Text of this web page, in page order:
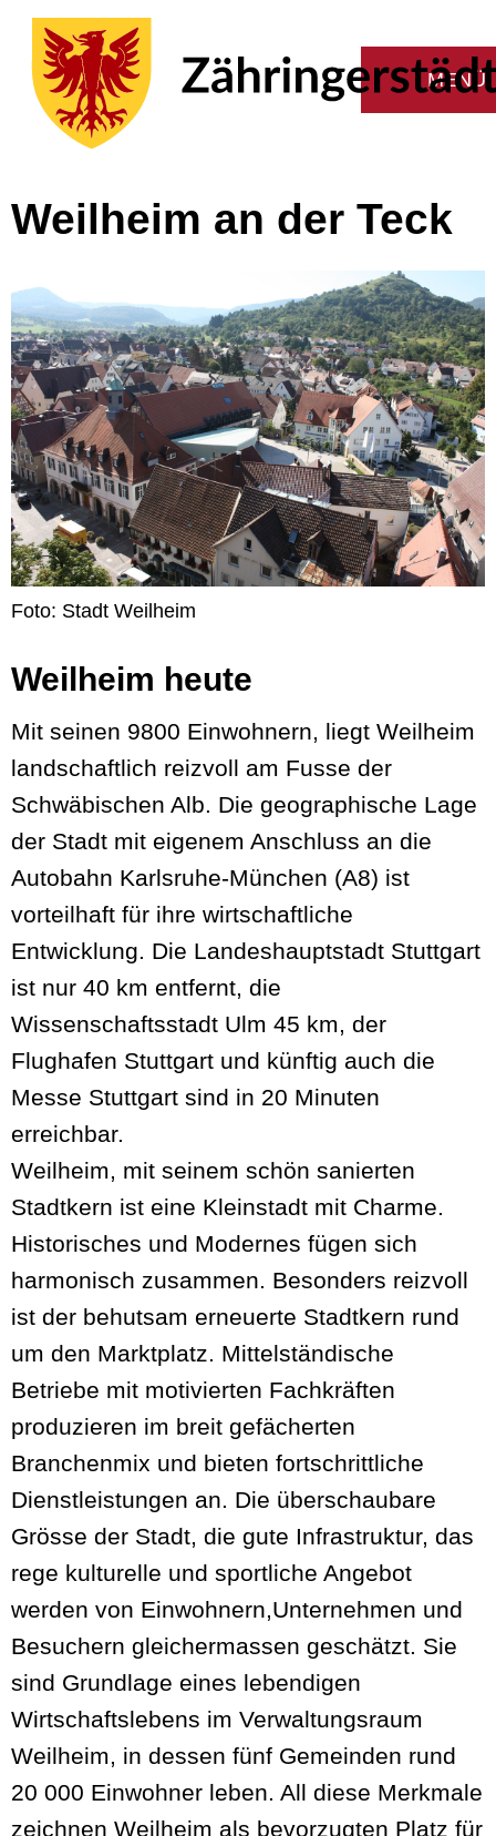
Weilheim an der Teck
Foto: Stadt Weilheim
Weilheim heute
Mit seinen 9800 Einwohnern, liegt Weilheim
landschaftlich reizvoll am Fusse der
Schwäbischen Alb. Die geographische Lage
der Stadt mit eigenem Anschluss an die
Autobahn Karlsruhe-München (A8) ist
vorteilhaft für ihre wirtschaftliche
Entwicklung. Die Landeshauptstadt Stuttgart
ist nur 40 km entfernt, die
Wissenschaftsstadt Ulm 45 km, der
Flughafen Stuttgart und künftig auch die
Messe Stuttgart sind in 20 Minuten
erreichbar.
Weilheim, mit seinem schön sanierten
Stadtkern ist eine Kleinstadt mit Charme.
Historisches und Modernes fügen sich
harmonisch zusammen. Besonders reizvoll
ist der behutsam erneuerte Stadtkern rund
um den Marktplatz. Mittelständische
Betriebe mit motivierten Fachkräften
produzieren im breit gefächerten
Branchenmix und bieten fortschrittliche
Dienstleistungen an. Die überschaubare
Grösse der Stadt, die gute Infrastruktur, das
rege kulturelle und sportliche Angebot
werden von Einwohnern,Unternehmen und
Besuchern gleichermassen geschätzt. Sie
sind Grundlage eines lebendigen
Wirtschaftslebens im Verwaltungsraum
Weilheim, in dessen fünf Gemeinden rund
20 000 Einwohner leben. All diese Merkmale
zeichnen Weilheim als bevorzugten Platz für